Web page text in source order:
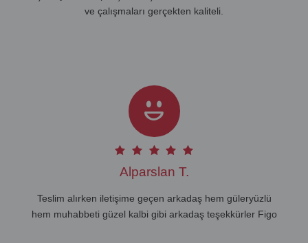
ve çalışmaları gerçekten kaliteli.
Alparslan T.
Teslim alırken iletişime geçen arkadaş hem güleryüzlü
hem muhabbeti güzel kalbi gibi arkadaş teşekkürler Figo